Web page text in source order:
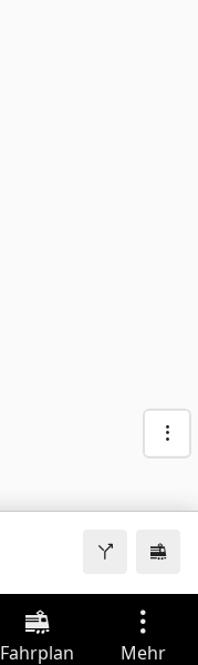
Fahrplan Mehr